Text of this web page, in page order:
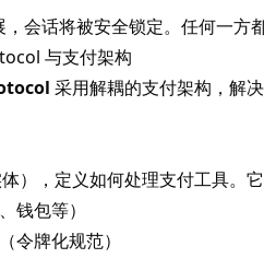
会话将被安全锁定。任何一方
与支付架构
采用解耦的支付架构，解
），定义如何处理支付工具。
钱包等）
令牌化规范）